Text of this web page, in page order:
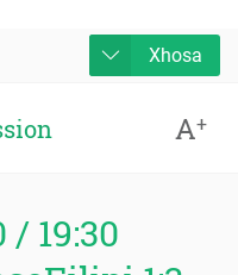
Xhosa
A+
/ 19:30